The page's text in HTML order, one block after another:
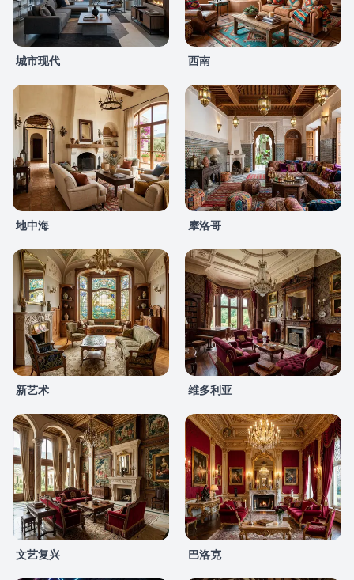
城市现代 西南
地中海 摩洛哥
新艺术 维多利亚
文艺复兴 巴洛克